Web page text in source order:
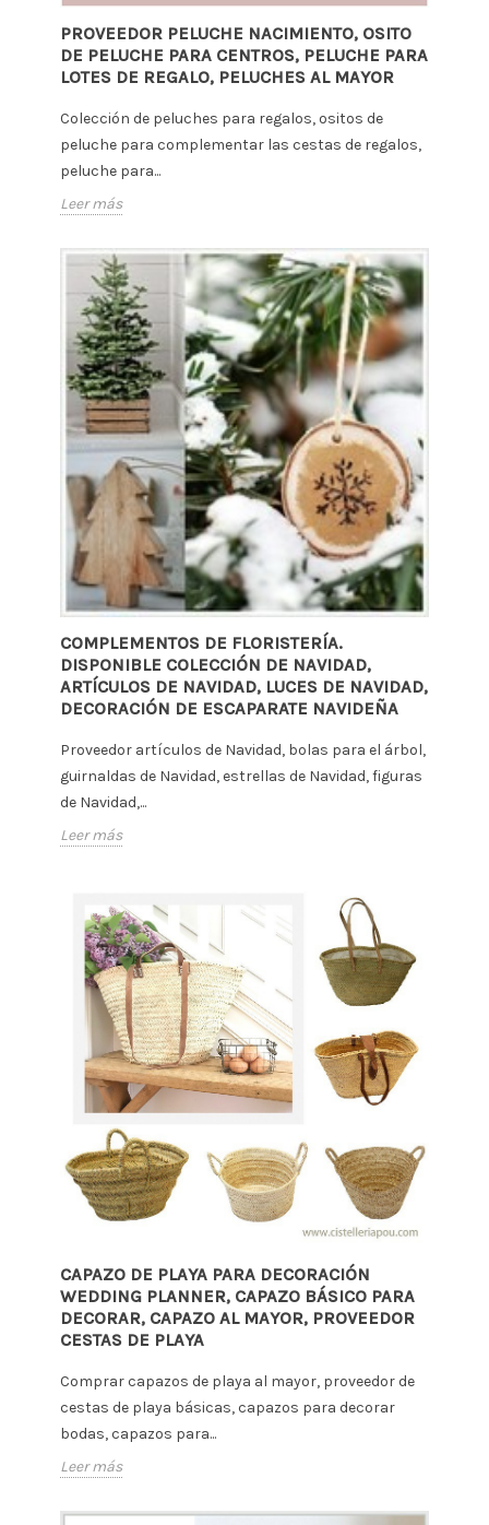
PROVEEDOR PELUCHE NACIMIENTO, OSITO
DE PELUCHE PARA CENTROS, PELUCHE PARA
LOTES DE REGALO, PELUCHES AL MAYOR
Colección de peluches para regalos, ositos de
peluche para complementar las cestas de regalos,
peluche para...
Leer más
COMPLEMENTOS DE FLORISTERÍA.
DISPONIBLE COLECCIÓN DE NAVIDAD,
ARTÍCULOS DE NAVIDAD, LUCES DE NAVIDAD,
DECORACIÓN DE ESCAPARATE NAVIDEÑA
Proveedor artículos de Navidad, bolas para el árbol,
guirnaldas de Navidad, estrellas de Navidad, figuras
de Navidad,...
Leer más
CAPAZO DE PLAYA PARA DECORACIÓN
WEDDING PLANNER, CAPAZO BÁSICO PARA
DECORAR, CAPAZO AL MAYOR, PROVEEDOR
CESTAS DE PLAYA
Comprar capazos de playa al mayor, proveedor de
cestas de playa básicas, capazos para decorar
bodas, capazos para...
Leer más